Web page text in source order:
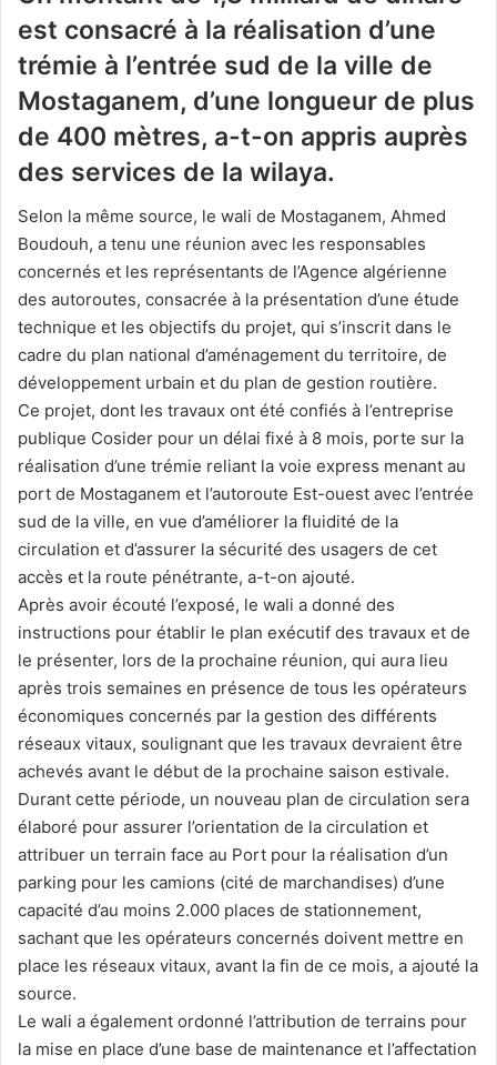
est consacré à la réalisation d’une
trémie à l’entrée sud de la ville de
Mostaganem, d’une longueur de plus
de 400 mètres, a-t-on appris auprès
des services de la wilaya.
Selon la même source, le wali de Mostaganem, Ahmed
Boudouh, a tenu une réunion avec les responsables
concernés et les représentants de l’Agence algérienne
des autoroutes, consacrée à la présentation d’une étude
technique et les objectifs du projet, qui s’inscrit dans le
cadre du plan national d’aménagement du territoire, de
développement urbain et du plan de gestion routière.
Ce projet, dont les travaux ont été confiés à l’entreprise
publique Cosider pour un délai fixé à 8 mois, porte sur la
réalisation d’une trémie reliant la voie express menant au
port de Mostaganem et l’autoroute Est-ouest avec l’entrée
sud de la ville, en vue d’améliorer la fluidité de la
circulation et d’assurer la sécurité des usagers de cet
accès et la route pénétrante, a-t-on ajouté.
Après avoir écouté l’exposé, le wali a donné des
instructions pour établir le plan exécutif des travaux et de
le présenter, lors de la prochaine réunion, qui aura lieu
après trois semaines en présence de tous les opérateurs
économiques concernés par la gestion des différents
réseaux vitaux, soulignant que les travaux devraient être
achevés avant le début de la prochaine saison estivale.
Durant cette période, un nouveau plan de circulation sera
élaboré pour assurer l’orientation de la circulation et
attribuer un terrain face au Port pour la réalisation d’un
parking pour les camions (cité de marchandises) d’une
capacité d’au moins 2.000 places de stationnement,
sachant que les opérateurs concernés doivent mettre en
place les réseaux vitaux, avant la fin de ce mois, a ajouté la
source.
Le wali a également ordonné l’attribution de terrains pour
la mise en place d’une base de maintenance et l’affectation